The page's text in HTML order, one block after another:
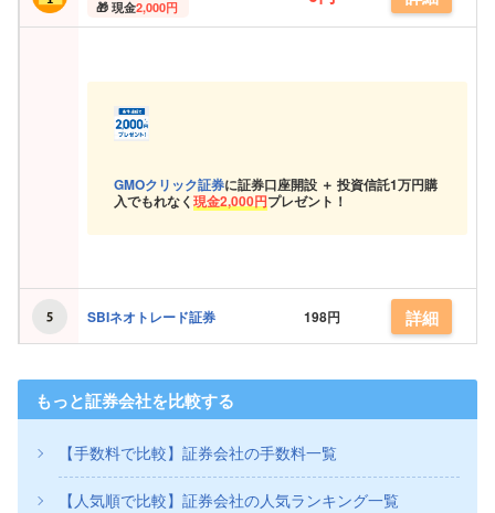
現金2,000円
GMOクリック証券に証券口座開設 ＋ 投資信託1万円購
入でもれなく現金2,000円プレゼント！
SBIネオトレード証券 198円 詳細
もっと証券会社を比較する
【手数料で比較】証券会社の手数料一覧
【人気順で比較】証券会社の人気ランキング一覧